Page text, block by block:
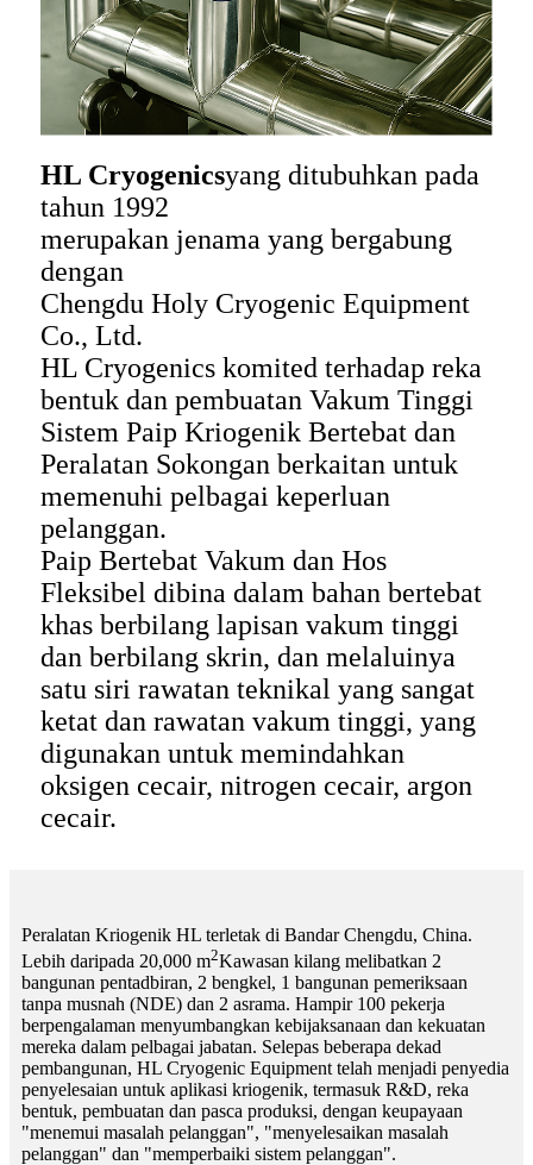
HL Cryogenicsyang ditubuhkan pada
tahun 1992
merupakan jenama yang bergabung
dengan
Chengdu Holy Cryogenic Equipment
Co., Ltd.
HL Cryogenics komited terhadap reka
bentuk dan pembuatan Vakum Tinggi
Sistem Paip Kriogenik Bertebat dan
Peralatan Sokongan berkaitan untuk
memenuhi pelbagai keperluan
pelanggan.
Paip Bertebat Vakum dan Hos
Fleksibel dibina dalam bahan bertebat
khas berbilang lapisan vakum tinggi
dan berbilang skrin, dan melaluinya
satu siri rawatan teknikal yang sangat
ketat dan rawatan vakum tinggi, yang
digunakan untuk memindahkan
oksigen cecair, nitrogen cecair, argon
cecair.
Peralatan Kriogenik HL terletak di Bandar Chengdu, China.
Lebih daripada 20,000 m2Kawasan kilang melibatkan 2
bangunan pentadbiran, 2 bengkel, 1 bangunan pemeriksaan
tanpa musnah (NDE) dan 2 asrama. Hampir 100 pekerja
berpengalaman menyumbangkan kebijaksanaan dan kekuatan
mereka dalam pelbagai jabatan. Selepas beberapa dekad
pembangunan, HL Cryogenic Equipment telah menjadi penyedia
penyelesaian untuk aplikasi kriogenik, termasuk R&D, reka
bentuk, pembuatan dan pasca produksi, dengan keupayaan
"menemui masalah pelanggan", "menyelesaikan masalah
pelanggan" dan "memperbaiki sistem pelanggan".